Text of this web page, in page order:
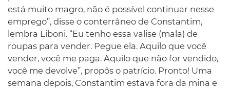
está muito magro, não é possível continuar nesse
emprego”, disse o conterrâneo de Constantim,
lembra Liboni. “Eu tenho essa valise (mala) de
roupas para vender. Pegue ela. Aquilo que você
vender, você me paga. Aquilo que não for vendido,
você me devolve”, propôs o patrício. Pronto! Uma
semana depois, Constantim estava fora da mina e